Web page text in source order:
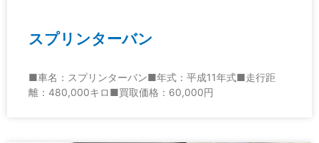
スプリンターバン
■車名：スプリンターバン■年式：平成11年式■走行距
離：480,000キロ■買取価格：60,000円